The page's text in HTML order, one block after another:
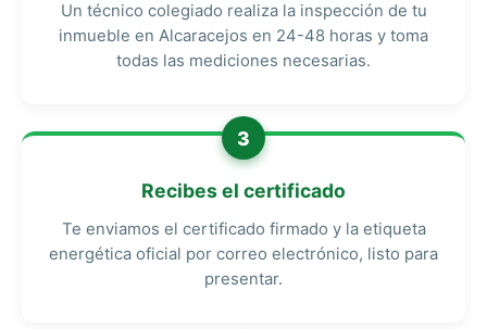
Un técnico colegiado realiza la inspección de tu
inmueble en Alcaracejos en 24-48 horas y toma
todas las mediciones necesarias.
3
Recibes el certificado
Te enviamos el certificado firmado y la etiqueta
energética oficial por correo electrónico, listo para
presentar.